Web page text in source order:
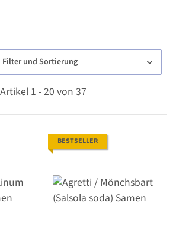
Filter und Sortierung
Artikel 1 - 20 von 37
BESTSELLER